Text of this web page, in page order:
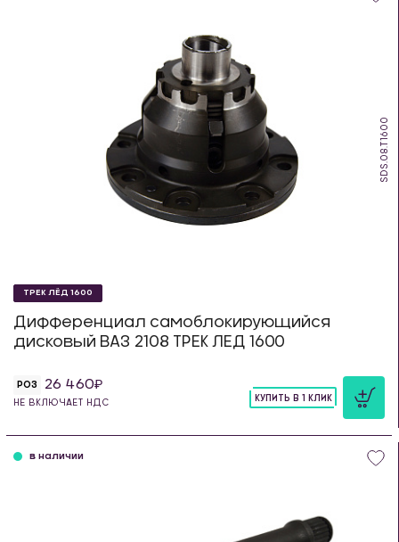
SDS.08.T1600
ТРЕК ЛЁД 1600
Дифференциал самоблокирующийся
дисковый ВАЗ 2108 ТРЕК ЛЕД 1600
РОЗ 26 460
НЕ ВКЛЮЧАЕТ НДС
КУПИТЬ В 1 КЛИК
в наличии